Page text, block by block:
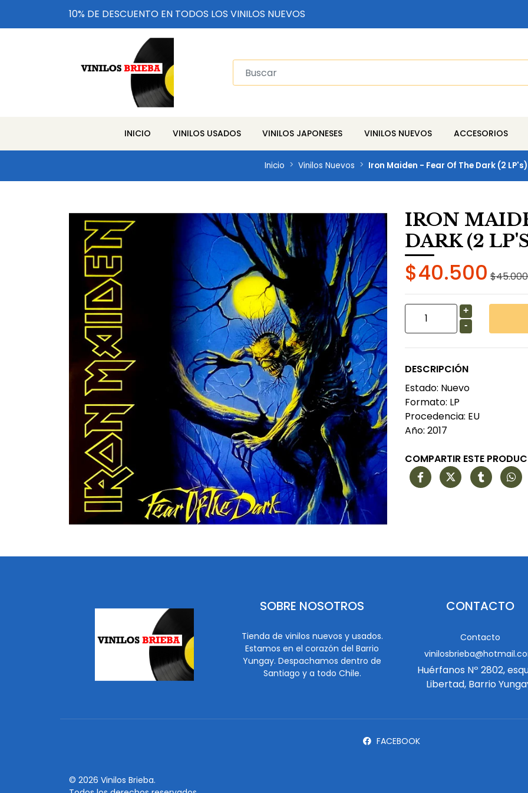
10% DE DESCUENTO EN TODOS LOS VINILOS NUEVOS
INICIO VINILOS USADOS VINILOS JAPONESES VINILOS NUEVOS ACCESORIOS
Inicio Vinilos Nuevos Iron Maiden - Fear Of The Dark (2 LP's)
IRON
DARK (2
$40.500 $45.000
+
-
DESCRIPCIÓN
Estado: Nuevo
Formato: LP
Procedencia: EU
Año: 2017
COMPARTIR ESTE
SOBRE NOSOTROS
Tienda de vinilos nuevos y usados.
Estamos en el corazón del Barrio
Yungay. Despachamos dentro de
Santiago y a todo Chile.
CONTACTO
Contacto
Huérfanos Nº 2802,
Libertad, Barrio
FACEBOOK
© 2026 Vinilos Brieba.